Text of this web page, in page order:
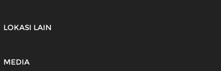
LOKASI LAIN
MEDIA